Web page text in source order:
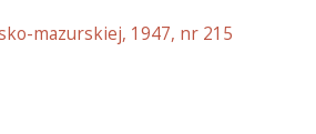
mazurskiej, 1947, nr 215